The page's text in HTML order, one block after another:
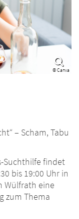
© Canva
– Scham, Tabu
Suchthilfe findet
bis 19:00 Uhr in
Wülfrath eine
zum Thema